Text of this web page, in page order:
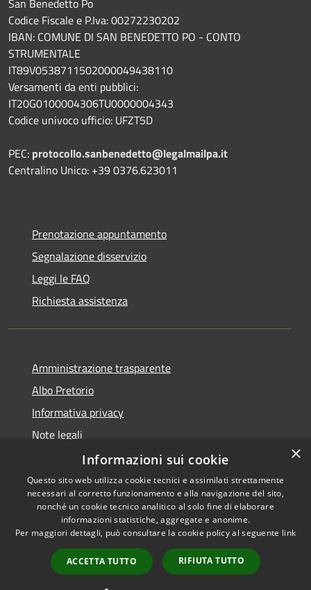
San Benedetto Po
Codice Fiscale e P.Iva: 00272230202
IBAN: COMUNE DI SAN BENEDETTO PO - CONTO
STRUMENTALE
IT89V0538711502000049438110
Versamenti da enti pubblici:
IT20G0100004306TU0000004343
Codice univoco ufficio: UFZT5D
PEC: protocollo.sanbenedetto@legalmailpa.it
Centralino Unico: +39 0376.623011
Prenotazione appuntamento
Segnalazione disservizio
Leggi le FAQ
Richiesta assistenza
Amministrazione trasparente
Albo Pretorio
Informativa privacy
Note legali
Dichiarazione di accessibilità
RSS
Accessibilità
Copyright © 2021 • Città
di San Benedetto Po •
Powered byMunicipium
Accesso redazione
×
Informazioni sui cookie
Questo sito web utilizza cookie tecnici e assimilati strettamente
necessari al corretto funzionamento e alla navigazione del sito,
nonché un cookie tecnico analitico al solo fine di elaborare
informazioni statistiche, aggregate e anonime.
Per maggiori dettagli, può consultare la cookie policy al seguente link
ACCETTA TUTTO RIFIUTA TUTTO